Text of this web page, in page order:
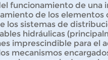
funcionamiento de una
de los elementos
los sistemas de
hidráulicas
imprescindible para el
mecanismos